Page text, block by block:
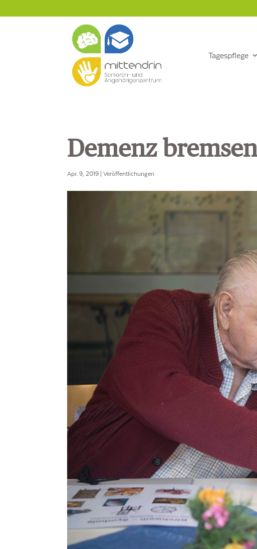
Zum
Direkt
Tagespflege
Demenz
Apr. 9, 2019 |Veröffentlichungen